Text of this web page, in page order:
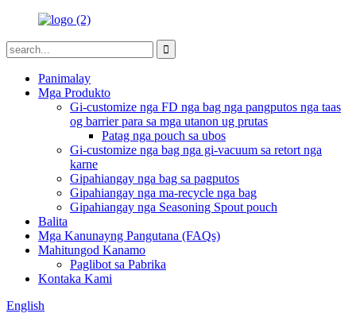
Panimalay
Mga Produkto
Gi-customize nga FD nga bag nga pangputos nga taas
og barrier para sa mga utanon ug prutas
Patag nga pouch sa ubos
Gi-customize nga bag nga gi-vacuum sa retort nga
karne
Gipahiangay nga bag sa pagputos
Gipahiangay nga ma-recycle nga bag
Gipahiangay nga Seasoning Spout pouch
Balita
Mga Kanunayng Pangutana (FAQs)
Mahitungod Kanamo
Paglibot sa Pabrika
Kontaka Kami
English